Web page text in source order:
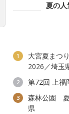
夏の人
1
大宮夏まつ
2026／埼玉
2 第72回 上福
3
森林公園 夏
県